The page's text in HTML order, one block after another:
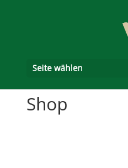
Seite wählen
Shop